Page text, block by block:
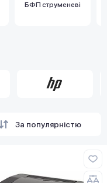
БФП струменеві
За популярністю